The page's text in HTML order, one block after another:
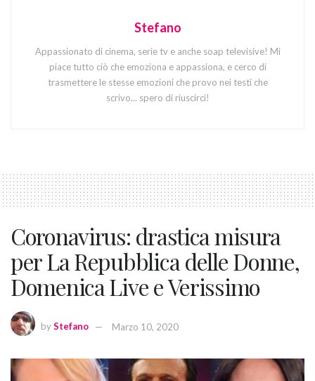
Stefano
Appassionato di cinema, serie tv e anche soap televisive! Mi
piace tutto ciò che emoziona e appassiona, e cerco di
trasmettere le stesse emozioni che provo nei testi che
scrivo... spero di riuscirci!
Coronavirus: drastica misura
per La Repubblica delle Donne,
Domenica Live e Verissimo
byStefano Marzo 10, 2020